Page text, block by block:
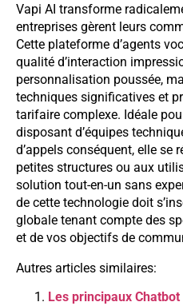
Vapi AI transforme
entreprises gèrent leurs
Cette plateforme d’agents
qualité d’interaction
personnalisation poussée,
techniques significatives et
tarifaire complexe. Idéale
disposant d’équipes
d’appels conséquent, elle se
petites structures ou aux
solution tout-en-un sans
de cette technologie doit
globale tenant compte des
et de vos objectifs de
Autres articles similaires:
Les principaux